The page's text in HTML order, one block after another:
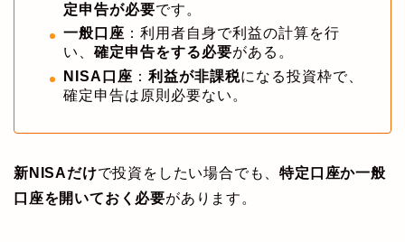
定申告が必要です。
一般口座 ：利用者自身で利益の計算を行
い、 確定申告をする必要がある。
NISA口座 ： 利益が非課税になる投資枠で、
確定申告は原則必要ない。
新NISAだけで投資をしたい場合でも、特定口座か一般
口座を開いておく必要があります。